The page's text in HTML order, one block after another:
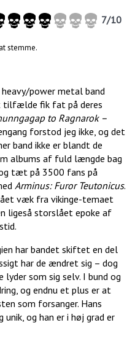
7/10
stemme.
power metal band
tilfælde fik fat på deres
to Ragnarok –
forstod jeg ikke, og det
band ikke er blandt de
albums af fuld længde bag
tæt på 3500 fans på
Arminus: Furor Teutonicus.
væk fra vikinge-temaet
ligeså storslået epoke af
har bandet skiftet en del
har de ændret sig – dog
som sig selv. I bund og
og endnu et plus er at
som forsanger. Hans
og han er i høj grad er